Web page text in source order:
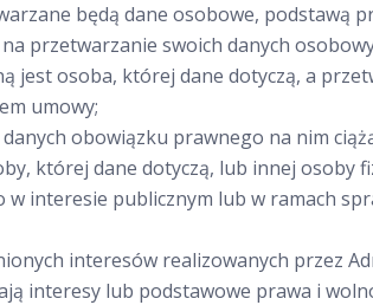
będą dane osobowe, podstawą
przetwarzanie swoich danych
jest osoba, której dane dotyczą, a
umowy;
obowiązku prawnego na nim
której dane dotyczą, lub innej osoby
interesie publicznym lub w ramach
interesów realizowanych przez
interesy lub podstawowe prawa i